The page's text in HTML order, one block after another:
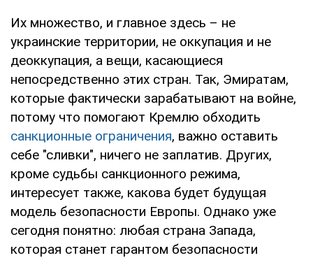
Их множество, и главное здесь – не
украинские территории, не оккупация и не
деоккупация, а вещи, касающиеся
непосредственно этих стран. Так, Эмиратам,
которые фактически зарабатывают на войне,
потому что помогают Кремлю обходить
санкционные ограничения, важно оставить
себе "сливки", ничего не заплатив. Других,
кроме судьбы санкционного режима,
интересует также, какова будет будущая
модель безопасности Европы. Однако уже
сегодня понятно: любая страна Запада,
которая станет гарантом безопасности